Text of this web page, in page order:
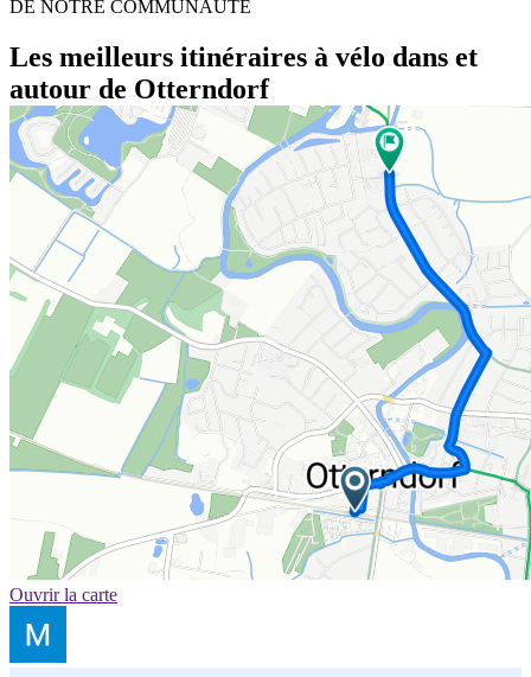
DE NOTRE COMMUNAUTÉ
Les meilleurs itinéraires à vélo dans et
autour de Otterndorf
Ouvrir la carte